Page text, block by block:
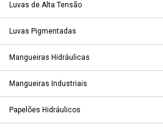
Luvas de Alta Tensão
Luvas Pigmentadas
Mangueiras Hidráulicas
Mangueiras Industriais
Papelões Hidráulicos